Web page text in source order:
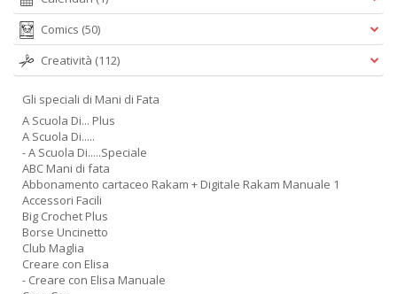
Comics (50)
Creatività (112)
Gli speciali di Mani di Fata
A Scuola Di... Plus
A Scuola Di.....
- A Scuola Di.....Speciale
ABC Mani di fata
Abbonamento cartaceo Rakam + Digitale Rakam Manuale 1
Accessori Facili
Big Crochet Plus
Borse Uncinetto
Club Maglia
Creare con Elisa
- Creare con Elisa Manuale